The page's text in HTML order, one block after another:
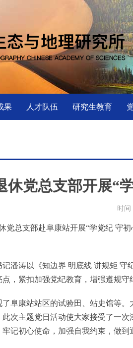
果 人才队伍 研究生教育
休党总支部开展“
时间
党总支部赴阜康站开展“学党纪 守
潘涛以《知边界 明底线 讲规矩 守
，紧扣加强党纪教育，增强遵规
阜康站站区的试验田、站史馆等
次主题党日活动使大家接受了一
记初心使命，加强自我约束，做到